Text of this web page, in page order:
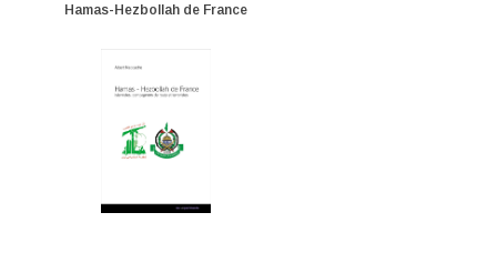
Hamas-Hezbollah de France